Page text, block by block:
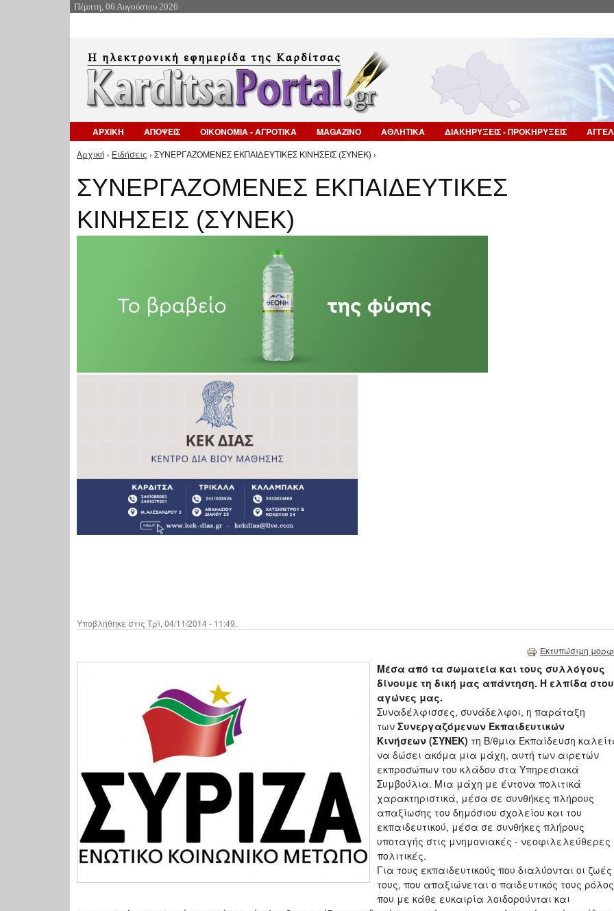
Πέμπτη, 06 Αυγούστου 2026
ΑΡΧΙΚΗ ΑΠΟΨΕΙΣ ΟΙΚΟΝΟΜΙΑ - ΑΓΡΟΤΙΚΑ MAGAZINO ΑΘΛΗΤΙΚΑ ΔΙΑΚΗΡΥΞΕΙΣ - ΠΡΟΚΗΡΥΞΕΙΣ
Είστε εδώ
Αρχική › Ειδήσεις › ΣΥΝΕΡΓΑΖΟΜΕΝΕΣ ΕΚΠΑΙΔΕΥΤΙΚΕΣ ΚΙΝΗΣΕΙΣ (ΣΥΝΕΚ) ›
ΣΥΝΕΡΓΑΖΟΜΕΝΕΣ ΕΚΠΑΙΔΕΥΤΙΚΕΣ
ΚΙΝΗΣΕΙΣ (ΣΥΝΕΚ)
Υποβλήθηκε στις Τρί, 04/11/2014 - 11:49.
Εκτυπώσιμη
Μέσα από τα σωματεία και τους συλλόγους
δίνουμε τη δική μας απάντηση. Η ελπίδα
αγώνες μας.
Συναδέλφισσες, συνάδελφοι, η παράταξη
των Συνεργαζόμενων Εκπαιδευτικών
Κινήσεων (ΣΥΝΕΚ) τη Β/θμια Εκπαίδευση
να δώσει ακόμα μια μάχη, αυτή των αιρετών
εκπροσώπων του κλάδου στα Υπηρεσιακά
Συμβούλια. Μια μάχη με έντονα πολιτικά
χαρακτηριστικά, μέσα σε συνθήκες πλήρους
απαξίωσης του δημόσιου σχολείου και του
εκπαιδευτικού, μέσα σε συνθήκες πλήρους
υποταγής στις μνημονιακές - νεοφιλελεύθερες
πολιτικές.
Για τους εκπαιδευτικούς που διαλύονται οι ζωές
τους, που απαξιώνεται ο παιδευτικός τους
που με κάθε ευκαιρία λοιδορούνται και